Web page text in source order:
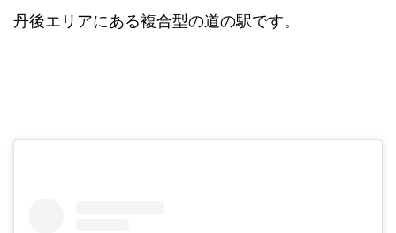
丹後エリアにある複合型の道の駅です。